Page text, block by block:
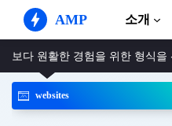
AMP 소개
보다 원활한 경험을 위한 형식을
websites